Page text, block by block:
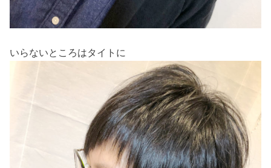
いらないところはタイトに